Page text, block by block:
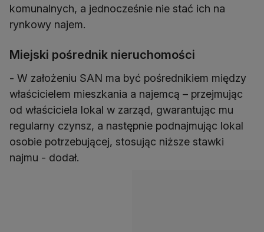
komunalnych, a jednocześnie nie stać ich na
rynkowy najem.
Miejski pośrednik nieruchomości
- W założeniu SAN ma być pośrednikiem między
właścicielem mieszkania a najemcą – przejmując
od właściciela lokal w zarząd, gwarantując mu
regularny czynsz, a następnie podnajmując lokal
osobie potrzebującej, stosując niższe stawki
najmu - dodał.